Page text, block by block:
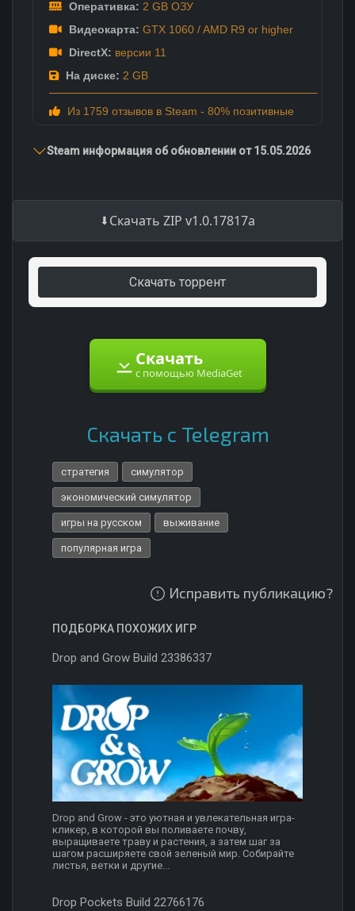
Оперативка: 2 GB ОЗУ
Видеокарта: GTX 1060 / AMD R9 or higher
DirectX: версии 11
На диске: 2 GB
Из 1759 отзывов в Steam - 80% позитивные
Steam информация об обновлении от 15.05.2026
Скачать ZIP v1.0.17817a
Скачать торрент
Скачать
с помощью MediaGet
Скачать с Telegram
стратегия симулятор
экономический симулятор
игры на русском выживание
популярная игра
Исправить публикацию?
ПОДБОРКА ПОХОЖИХ ИГР
Drop and Grow Build 23386337
Drop and Grow - это уютная и увлекательная игра-
кликер, в которой вы поливаете почву,
выращиваете траву и растения, а затем шаг за
шагом расширяете свой зеленый мир. Собирайте
листья, ветки и другие...
Drop Pockets Build 22766176